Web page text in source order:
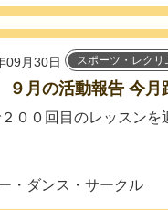
09月30日 スポーツ・レクリ
月の活動報告 今月
００回目のレッスンを
・ダンス・サークル